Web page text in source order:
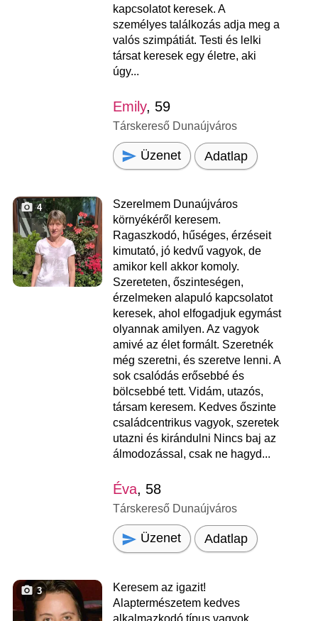
kapcsolatot keresek. A
személyes találkozás adja meg a
valós szimpátiát. Testi és lelki
társat keresek egy életre, aki
úgy...
Emily, 59
Társkereső Dunaújváros
Üzenet Adatlap
4
Szerelmem Dunaújváros
környékéről keresem.
Ragaszkodó, hűséges, érzéseit
kimutató, jó kedvű vagyok, de
amikor kell akkor komoly.
Szereteten, őszinteségen,
érzelmeken alapuló kapcsolatot
keresek, ahol elfogadjuk egymást
olyannak amilyen. Az vagyok
amivé az élet formált. Szeretnék
még szeretni, és szeretve lenni. A
sok csalódás erősebbé és
bölcsebbé tett. Vidám, utazós,
társam keresem. Kedves őszinte
családcentrikus vagyok, szeretek
utazni és kirándulni Nincs baj az
álmodozással, csak ne hagyd...
Éva, 58
Társkereső Dunaújváros
Üzenet Adatlap
3
Keresem az igazit!
Alaptermészetem kedves
alkalmazkodó típus vagyok